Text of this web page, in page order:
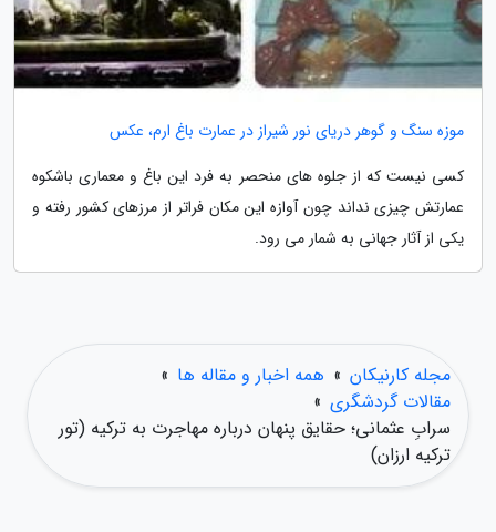
موزه سنگ و گوهر دریای نور شیراز در عمارت باغ ارم، عکس
کسی نیست که از جلوه های منحصر به فرد این باغ و معماری باشکوه
عمارتش چیزی نداند چون آوازه این مکان فراتر از مرزهای کشور رفته و
یکی از آثار جهانی به شمار می رود.
مجله کارنیکان » همه اخبار و مقاله ها »
مقالات گردشگری »
سرابِ عثمانی؛ حقایق پنهان درباره مهاجرت به ترکیه (تور
ترکیه ارزان)